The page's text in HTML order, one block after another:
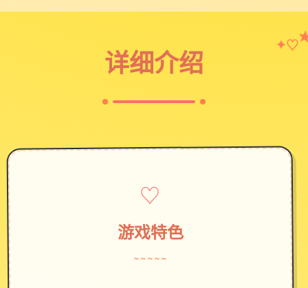
详细介绍
✦♡
♡
游戏特色
~~~~~